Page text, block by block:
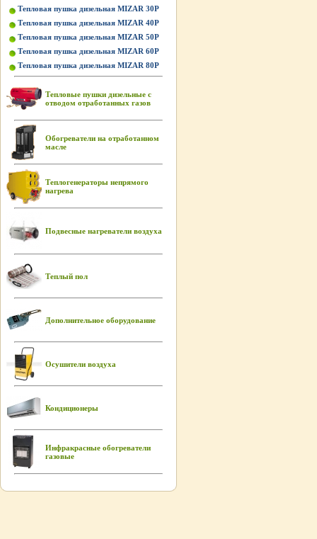
Тепловая пушка дизельная MIZAR 30P
Тепловая пушка дизельная MIZAR 40P
Тепловая пушка дизельная MIZAR 50P
Тепловая пушка дизельная MIZAR 60P
Тепловая пушка дизельная MIZAR 80P
Тепловые пушки дизельные с
отводом отработанных газов
Обогреватели на отработанном
масле
Теплогенераторы непрямого
нагрева
Подвесные нагреватели воздуха
Теплый пол
Дополнительное оборудование
Осушители воздуха
Кондиционеры
Инфракрасные обогреватели
газовые